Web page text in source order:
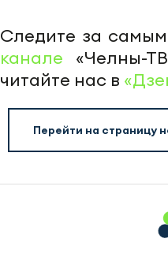
Следите за
канале «Челны-
читайте нас в
Перейти на страницу